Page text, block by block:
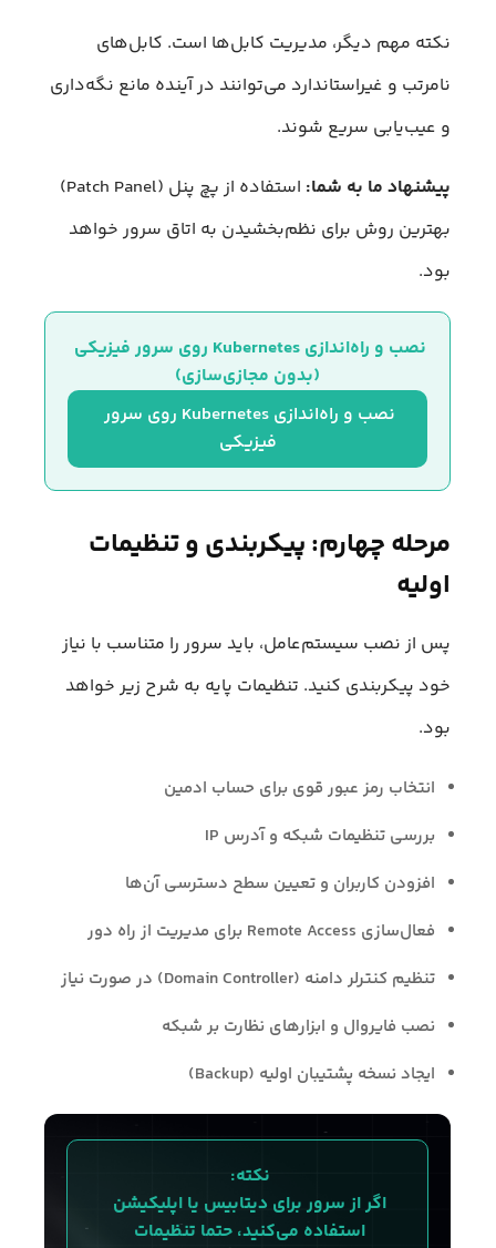
نکته مهم دیگر، مدیریت کابل‌ها است. کابل‌های
نامرتب و غیراستاندارد می‌توانند در آینده مانع نگه‌داری
و عیب‌یابی سریع شوند.
پیشنهاد ما به شما:
استفاده از پچ پنل (Patch Panel)
بهترین روش برای نظم‌بخشیدن به اتاق سرور خواهد
بود.
نصب و راه‌اندازی Kubernetes روی سرور فیزیکی
(بدون مجازی‌سازی)
نصب و راه‌اندازی Kubernetes روی سرور
فیزیکی
مرحله چهارم: پیکربندی و تنظیمات
اولیه
پس از نصب سیستم‌عامل، باید سرور را متناسب با نیاز
خود پیکربندی کنید. تنظیمات پایه به شرح زیر خواهد
بود.
انتخاب رمز عبور قوی برای حساب ادمین
بررسی تنظیمات شبکه و آدرس IP
افزودن کاربران و تعیین سطح دسترسی آن‌ها
فعال‌سازی Remote Access برای مدیریت از راه دور
تنظیم کنترلر دامنه (Domain Controller) در صورت نیاز
نصب فایروال و ابزارهای نظارت بر شبکه
ایجاد نسخه پشتیبان اولیه (Backup)
نکته:
اگر از سرور برای دیتابیس یا اپلیکیشن
استفاده می‌کنید، حتما تنظیمات